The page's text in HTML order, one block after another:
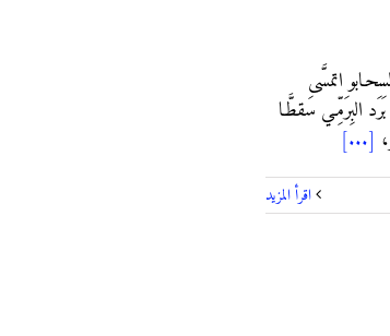
اتمسَّى
سَقطَّـا
[...]
‫اقرأ المزيد